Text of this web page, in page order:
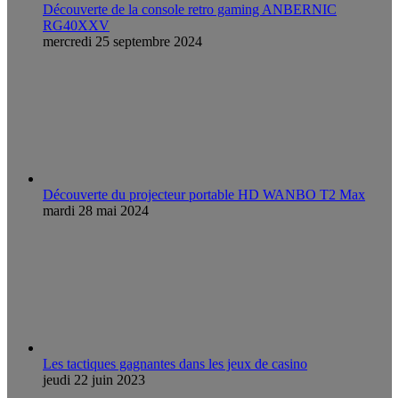
Découverte de la console retro gaming ANBERNIC
RG40XXV
mercredi 25 septembre 2024
Découverte du projecteur portable HD WANBO T2 Max
mardi 28 mai 2024
Les tactiques gagnantes dans les jeux de casino
jeudi 22 juin 2023